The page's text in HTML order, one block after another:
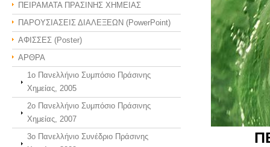
ΠΕΙΡΑΜΑΤΑ ΠΡΑΣΙΝΗΣ ΧΗΜΕΙΑΣ
ΠΑΡΟΥΣΙΑΣΕΙΣ ΔΙΑΛΕΞΕΩΝ (PowerPoint)
ΑΦΙΣΣΕΣ (Poster)
ΑΡΘΡΑ
1ο Πανελλήνιο Συμπόσιο Πράσινης
Χημείας, 2005
2ο Πανελλήνιο Συμπόσιο Πράσινης
Χημείας, 2007
3o Πανελλήνιο Συνέδριο Πράσινης